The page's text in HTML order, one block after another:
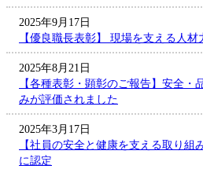
2025年9月17日
【優良職長表彰】 現場を支える人材
2025年8月21日
【各種表彰・顕彰のご報告】安全・
みが評価されました
2025年3月17日
【社員の安全と健康を支える取り組
に認定